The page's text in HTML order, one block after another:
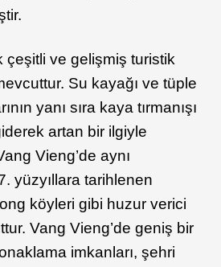
çeşitli ve gelişmiş turistik
Su kayağı ve tüple
yanı sıra kaya tırmanışı
artan bir ilgiyle
Vieng’de aynı
yüzyıllara tarihlenen
köyleri gibi huzur verici
Vang Vieng’de geniş bir
imkanları, şehri